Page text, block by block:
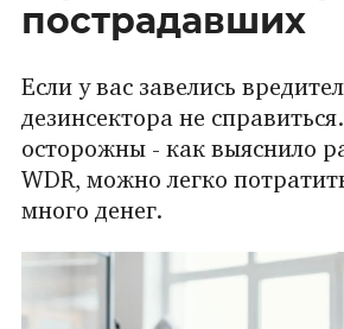
пострадавших
Если у вас завелись
дезинсектора не
осторожны - как выяснило
WDR, можно легко
много денег.